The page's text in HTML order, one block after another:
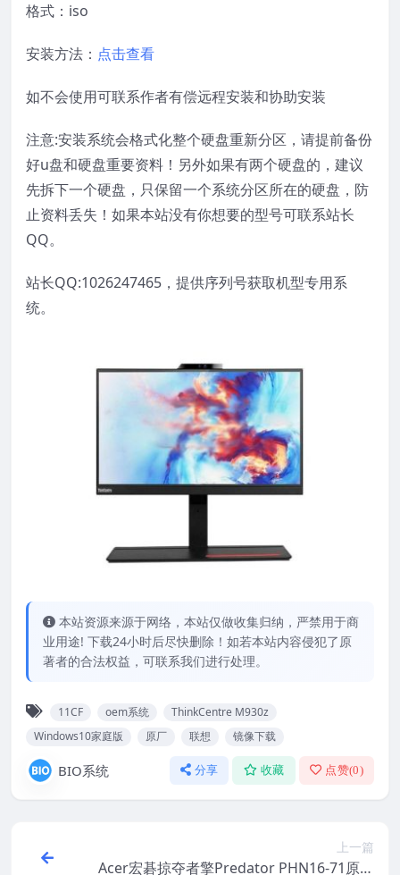
格式：iso
安装方法： 点击查看
如不会使用可联系作者有偿远程安装和协助安装
注意:安装系统会格式化整个硬盘重新分区，请提前备份
好u盘和硬盘重要资料！另外如果有两个硬盘的，建议
先拆下一个硬盘，只保留一个系统分区所在的硬盘，防
止资料丢失！如果本站没有你想要的型号可联系站长
QQ。
站长QQ:1026247465，提供序列号获取机型专用系
统。
本站资源来源于网络，本站仅做收集归纳，严禁用于商
业用途! 下载24小时后尽快删除！如若本站内容侵犯了原
著者的合法权益，可联系我们进行处理。
11CF oem系统
ThinkCentre M930z
Windows10家庭版
原厂 联想 镜像下载
BIO系统 分享 收藏 点赞(0)
上一篇
Acer宏碁掠夺者擎Predator PHN16-71原厂